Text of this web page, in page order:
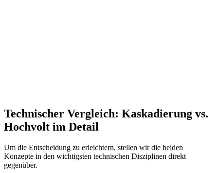
Technischer Vergleich: Kaskadierung vs.
Hochvolt im Detail
Um die Entscheidung zu erleichtern, stellen wir die beiden
Konzepte in den wichtigsten technischen Disziplinen direkt
gegenüber.